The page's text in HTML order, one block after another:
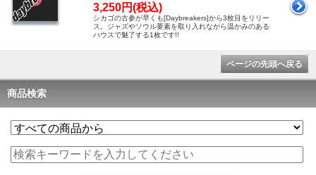
3,250円(税込)
シカゴの古参が早くも[Daybreakers]から3枚目をリリー
ス。ジャズやソウル要素を取り入れながら温かみのある
ハウスで魅了する1枚です!!
ページの先頭へ戻る
商品検索